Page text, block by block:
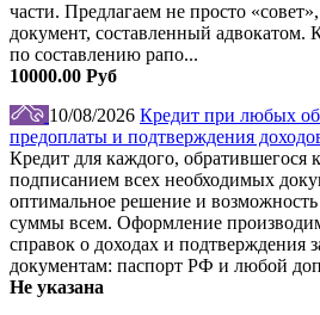
части. Предлагаем не просто
документ, составленный адвокатом.
по составлению рапо...
10000.00 Руб
10/08/2026 Кредит при любых
предоплаты и подтверждения
Кредит для каждого, обратившегося
подписанием всех необходимых
оптимальное решение и
суммы всем. Оформление
справок о доходах и подтверждения
документам: паспорт РФ и любой
Не указана